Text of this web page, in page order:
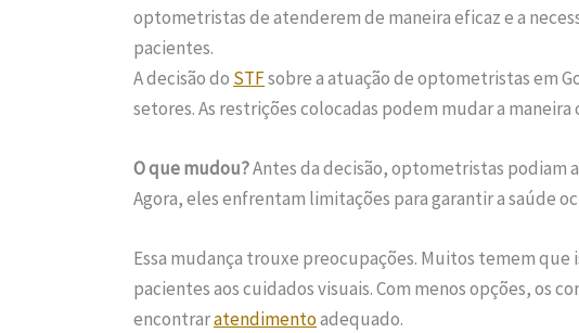
optometristas de atenderem de maneira eficaz e a
pacientes.
A decisão do STFsobre a atuação de optometristas em
setores. As restrições colocadas podem mudar a
O que mudou?Antes da decisão, optometristas podiam
Agora, eles enfrentam limitações para garantir a saúde
Essa mudança trouxe preocupações. Muitos temem que
pacientes aos cuidados visuais. Com menos opções, os
encontraratendimentoadequado.